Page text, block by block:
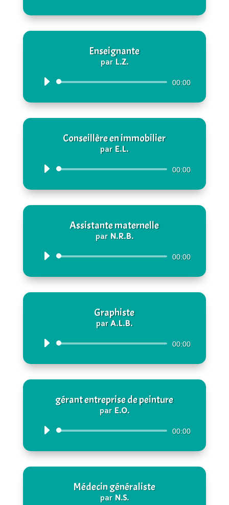
Enseignante
par L.Z.
Lecteur
00:00
Conseillère en immobilier
par E.L.
Lecteur
00:00
Assistante maternelle
par N.R.B.
Lecteur
00:00
Graphiste
parA.L.B.
Lecteur
00:00
gérant entreprise de peinture
par E.O.
Lecteur
00:00
Médecin généraliste
par N.S.